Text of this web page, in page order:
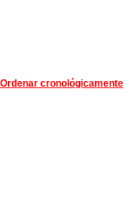
Ordenar cronológicamente